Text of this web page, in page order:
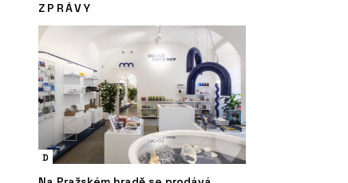
ZPRÁVY
D